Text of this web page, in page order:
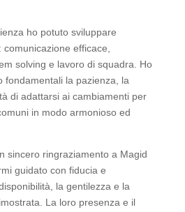
ho potuto sviluppare
efficace,
solving e lavoro di squadra. Ho
fondamentali la pazienza, la
di adattarsi ai cambiamenti per
in modo armonioso ed
sincero ringraziamento a Magid
guidato con fiducia e
la gentilezza e la
La loro presenza e il